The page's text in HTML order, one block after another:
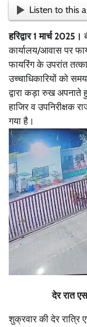
Listen to this
हरिद्वार 1 मार्च 2025।
कार्यालय/आवास पर
फायरिंग के उपरांत
उच्चाधिकारियों को
द्वारा कड़ा रुख अपनाते
हाजिर व उपनिरीक्षक
गया है।
देर रात
शुक्रवार की देर रात्रि